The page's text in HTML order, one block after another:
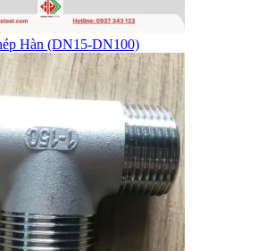
Hàn (DN15-DN100)